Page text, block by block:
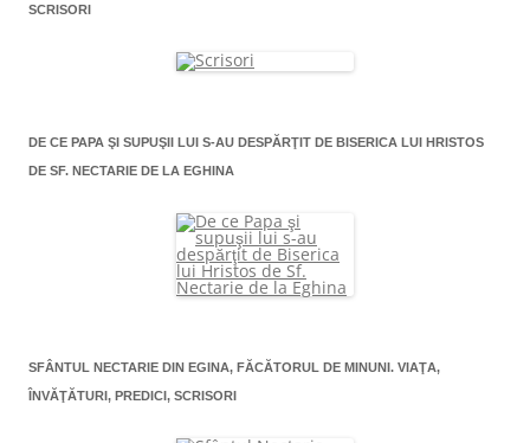
SCRISORI
DE CE PAPA ŞI SUPUŞII LUI S-AU DESPĂRŢIT DE BISERICA LUI HRISTOS
DE SF. NECTARIE DE LA EGHINA
SFÂNTUL NECTARIE DIN EGINA, FĂCĂTORUL DE MINUNI. VIAŢA,
ÎNVĂŢĂTURI, PREDICI, SCRISORI